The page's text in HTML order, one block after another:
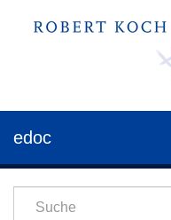
edoc